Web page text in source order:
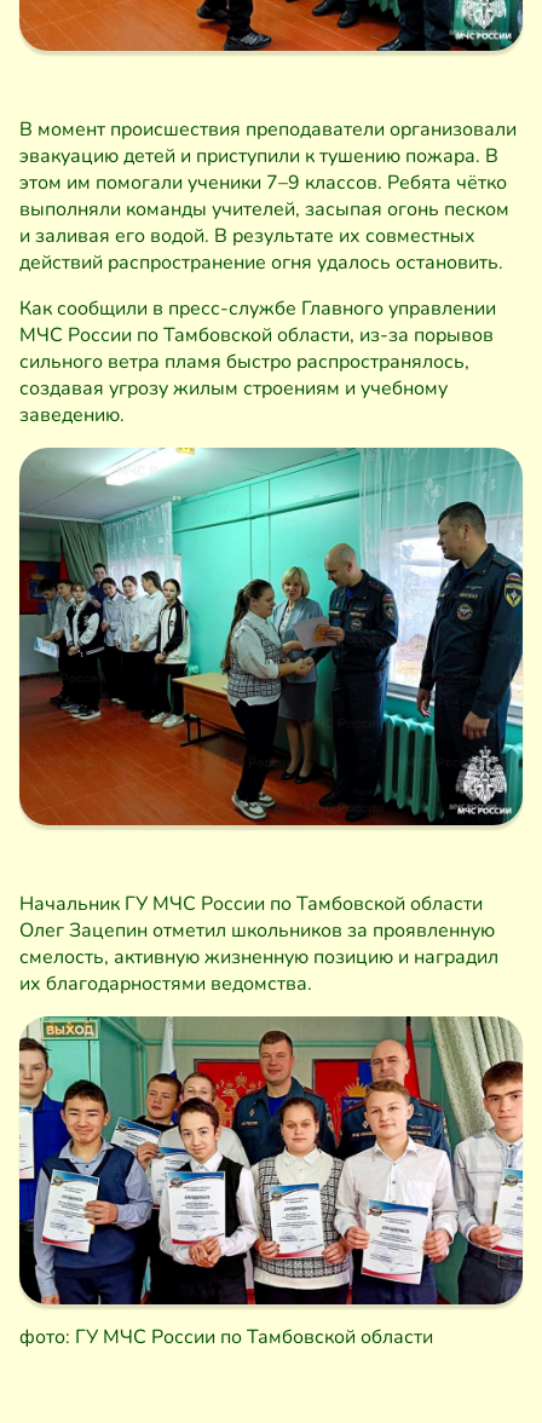
В момент происшествия преподаватели организовали
эвакуацию детей и приступили к тушению пожара. В
этом им помогали ученики 7–9 классов. Ребята чётко
выполняли команды учителей, засыпая огонь песком
и заливая его водой. В результате их совместных
действий распространение огня удалось остановить.
Как сообщили в пресс-службе Главного управлении
МЧС России по Тамбовской области, из-за порывов
сильного ветра пламя быстро распространялось,
создавая угрозу жилым строениям и учебному
заведению.
Начальник ГУ МЧС России по Тамбовской области
Олег Зацепин отметил школьников за проявленную
смелость, активную жизненную позицию и наградил
их благодарностями ведомства.
фото: ГУ МЧС России по Тамбовской области